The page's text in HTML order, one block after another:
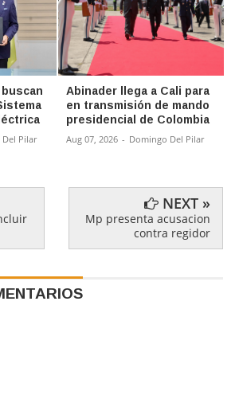
buscan
Pilar
Abinader llega a Cali para
en transmisión de mando
presidencial de Colombia
Aug 07, 2026 - Domingo Del Pilar
NEXT »
Mp presenta acusacion
contra regidor